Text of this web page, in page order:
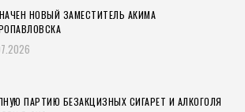
НОВЫЙ ЗАМЕСТИТЕЛЬ АКИМА
ПАРТИЮ БЕЗАКЦИЗНЫХ СИГАРЕТ И АЛКОГОЛЯ